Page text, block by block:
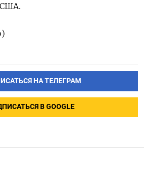
США.
НА ТЕЛЕГРАМ
В GOOGLE